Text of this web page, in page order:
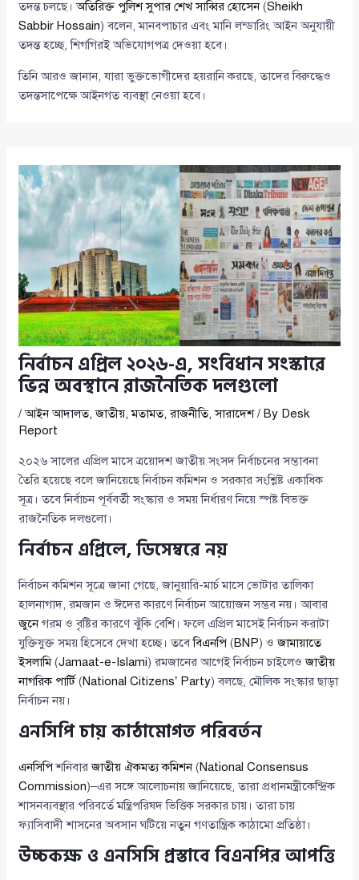
তদন্ত চলছে।অতিরিক্ত পুলিশ সুপার শেখ সাব্বির হোসেন(Sheikh
Sabbir Hossain) বলেন, মানবপাচার এবং মানি লন্ডারিং আইন অনুযায়ী
তদন্ত হচ্ছে, শিগগিরই অভিযোগপত্র দেওয়া হবে।
তিনি আরও জানান, যারা ভুক্তভোগীদের হয়রানি করছে, তাদের বিরুদ্ধেও
তদন্তসাপেক্ষে আইনগত ব্যবস্থা নেওয়া হবে।
নির্বাচন এপ্রিল ২০২৬-এ, সংবিধান সংস্কারে
ভিন্ন অবস্থানে রাজনৈতিক দলগুলো
/আইন আদালত,জাতীয়,মতামত,রাজনীতি,সারাদেশ/ By Desk
Report
২০২৬ সালের এপ্রিল মাসে ত্রয়োদশ জাতীয় সংসদ নির্বাচনের সম্ভাবনা
তৈরি হয়েছে বলে জানিয়েছে নির্বাচন কমিশন ও সরকার সংশ্লিষ্ট একাধিক
সূত্র। তবে নির্বাচন পূর্ববর্তী সংস্কার ও সময় নির্ধারণ নিয়ে স্পষ্ট বিভক্ত
রাজনৈতিক দলগুলো।
নির্বাচন এপ্রিলে, ডিসেম্বরে নয়
নির্বাচন কমিশন সূত্রে জানা গেছে, জানুয়ারি-মার্চ মাসে ভোটার তালিকা
হালনাগাদ, রমজান ও ঈদের কারণে নির্বাচন আয়োজন সম্ভব নয়। আবার
জুনেগরম ও বৃষ্টির কারণে ঝুঁকি বেশি। ফলে এপ্রিল মাসেই নির্বাচন করাটা
যুক্তিযুক্ত সময় হিসেবে দেখা হচ্ছে। তবেবিএনপি (BNP) ওজামায়াতে
ইসলামি(Jamaat-e-Islami) রমজানের আগেই নির্বাচন চাইলেওজাতীয়
নাগরিক পার্টি (National Citizens’ Party) বলছে, মৌলিক সংস্কার ছাড়া
নির্বাচন নয়।
এনসিপি চায় কাঠামোগত পরিবর্তন
এনসিপিশনিবারজাতীয় ঐকমত্য কমিশন(National Consensus
Commission)–এর সঙ্গে আলোচনায় জানিয়েছে, তারা প্রধানমন্ত্রীকেন্দ্রিক
শাসনব্যবস্থার পরিবর্তে মন্ত্রিপরিষদ ভিত্তিক সরকার চায়। তারা চায়
ফ্যাসিবাদী শাসনের অবসান ঘটিয়ে নতুন গণতান্ত্রিক কাঠামো প্রতিষ্ঠা।
উচ্চকক্ষ ও এনসিসি প্রস্তাবে বিএনপির আপত্তি